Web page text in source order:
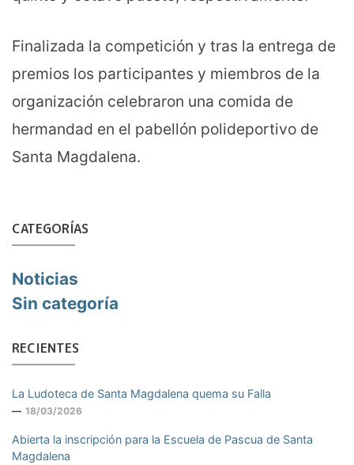
Finalizada la competición y tras la entrega de
premios los participantes y miembros de la
organización celebraron una comida de
hermandad en el pabellón polideportivo de
Santa Magdalena.
CATEGORÍAS
Noticias
Sin categoría
RECIENTES
La Ludoteca de Santa Magdalena quema su Falla
18/03/2026
Abierta la inscripción para la Escuela de Pascua de Santa
Magdalena